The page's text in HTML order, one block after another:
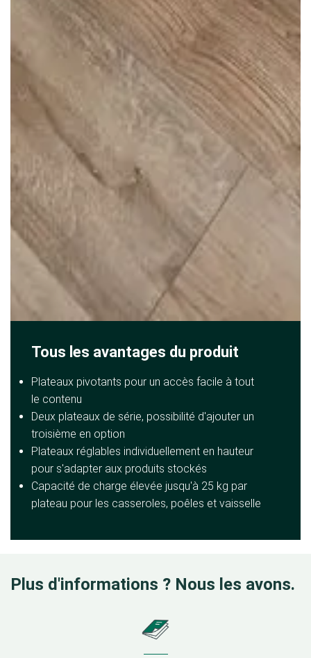
Tous les avantages du produit
Plateaux pivotants pour un accès facile à tout
le contenu
Deux plateaux de série, possibilité d'ajouter un
troisième en option
Plateaux réglables individuellement en hauteur
pour s'adapter aux produits stockés
Capacité de charge élevée jusqu'à 25 kg par
plateau pour les casseroles, poêles et vaisselle
Plus d'informations ? Nous les avons.